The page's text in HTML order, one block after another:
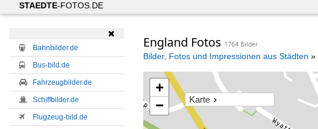
STAEDTE-FOTOS.DE

Bahnbilder.de
Bus-bild.de
Fahrzeugbilder.de
Schiffbilder.de
Flugzeug-bild.de
England Fotos 1764 Bilder
Bilder, Fotos und Impressionen aus Städten »
Karte
+
−